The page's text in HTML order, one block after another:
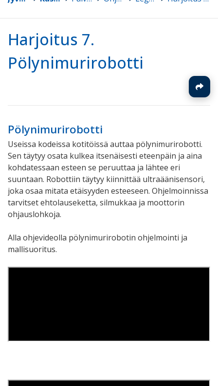
Harjoitus 7.
Pölynimurirobotti
Pölynimurirobotti
Useissa kodeissa kotitöissä auttaa pölynimurirobotti.
Sen täytyy osata kulkea itsenäisesti eteenpäin ja aina
kohdatessaan esteen se peruuttaa ja lähtee eri
suuntaan. Robottiin täytyy kiinnittää ultraäänisensori,
joka osaa mitata etäisyyden esteeseen. Ohjelmoinnissa
tarvitset ehtolauseketta, silmukkaa ja moottorin
ohjauslohkoja.
Alla ohjevideolla pölynimurirobotin ohjelmointi ja
mallisuoritus.